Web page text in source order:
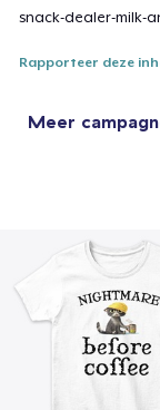
snack-dealer-milk-
Rapporteer deze
Meer